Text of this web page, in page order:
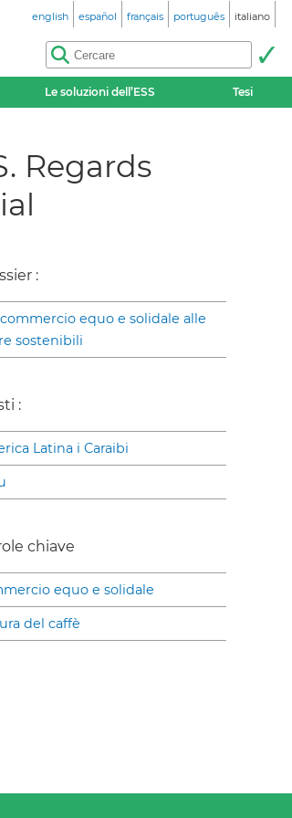
english español français português italiano
Le soluzioni dell’ESS Tesi
Regards
:
equo e solidale alle
sostenibili
:
Latina i Caraibi
chiave
equo e solidale
del caffè